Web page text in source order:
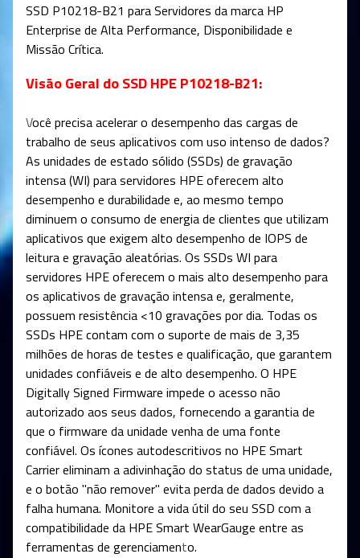
SSD P10218-B21 para Servidores da marca HP
Enterprise de Alta Performance, Disponibilidade e
Missão Crítica.
Visão Geral do SSD HPE P10218-B21:
Você precisa acelerar o desempenho das cargas de
trabalho de seus aplicativos com uso intenso de dados?
As unidades de estado sólido (SSDs) de gravação
intensa (WI) para servidores HPE oferecem alto
desempenho e durabilidade e, ao mesmo tempo
diminuem o consumo de energia de clientes que utilizam
aplicativos que exigem alto desempenho de IOPS de
leitura e gravação aleatórias. Os SSDs WI para
servidores HPE oferecem o mais alto desempenho para
os aplicativos de gravação intensa e, geralmente,
possuem resistência <10 gravações por dia. Todas os
SSDs HPE contam com o suporte de mais de 3,35
milhões de horas de testes e qualificação, que garantem
unidades confiáveis e de alto desempenho. O HPE
Digitally Signed Firmware impede o acesso não
autorizado aos seus dados, fornecendo a garantia de
que o firmware da unidade venha de uma fonte
confiável. Os ícones autodescritivos no HPE Smart
Carrier eliminam a adivinhação do status de uma unidade,
e o botão "não remover" evita perda de dados devido a
falha humana. Monitore a vida útil do seu SSD com a
compatibilidade da HPE Smart WearGauge entre as
ferramentas de gerenciamento.